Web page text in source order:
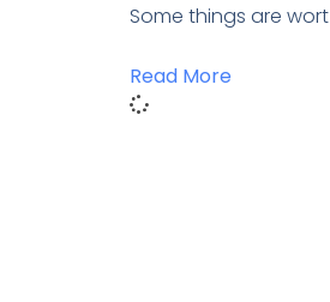
Some things are wort
Read More